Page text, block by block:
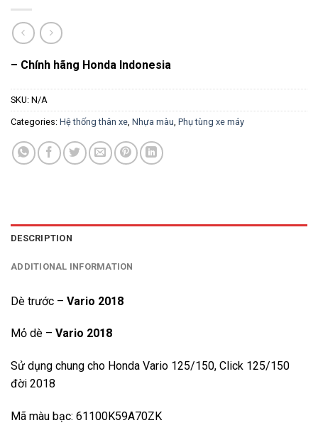
– Chính hãng Honda Indonesia
SKU: N/A
Categories: Hệ thống thân xe Nhựa màu Phụ tùng xe máy
DESCRIPTION
ADDITIONAL INFORMATION
Dè trước – Vario 2018
Mỏ dè – Vario 2018
Sử dụng chung cho Honda Vario 125/150, Click 125/150
đời 2018
Mã màu bạc: 61100K59A70ZK